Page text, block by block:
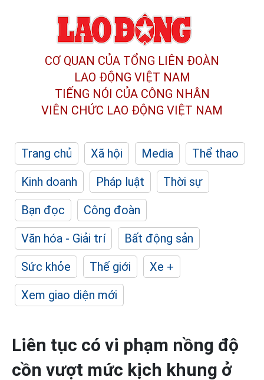
CƠ QUAN CỦA TỔNG LIÊN ĐOÀN
LAO ĐỘNG VIỆT NAM
TIẾNG NÓI CỦA CÔNG NHÂN
VIÊN CHỨC LAO ĐỘNG VIỆT NAM
Trang chủ Xã hội Media
Thể thao
Kinh doanh
Pháp luật
Thời sự
Bạn đọc
Công đoàn
Văn hóa - Giải trí
Bất động sản
Sức khỏe
Thế giới
Xe +
Xem giao diện mới
Liên tục có vi phạm nồng độ
cồn vượt mức kịch khung ở